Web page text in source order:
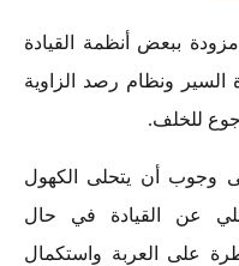
ببعض أنظمة القيادة
ونظام رصد الزاوية
للخلف.
وجوب أن يتحلى الكهول
عن القيادة في حال
على العربة واستكمال